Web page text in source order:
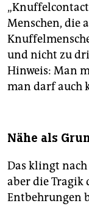
Menschen, die
und nicht zu
Hinweis: Man
man darf auch
Nähe als
Das klingt
aber die Tragik
Entbehrungen